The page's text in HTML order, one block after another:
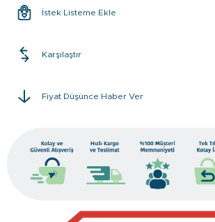
İstek Listeme Ekle
Karşılaştır
Fiyat Düşünce Haber Ver